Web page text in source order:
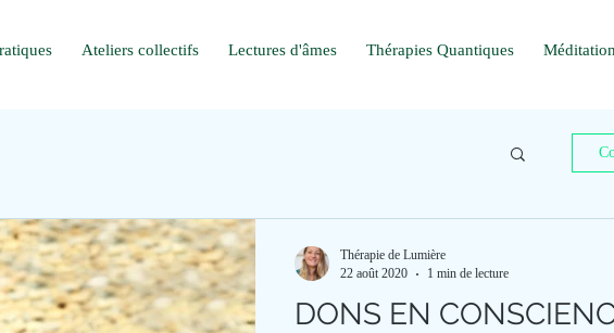
Ateliers collectifs Lectures d'âmes Thérapies Quantiques Méditation
DONS EN
Thérapie de Lumière
22 août 2020
1 min de lecture